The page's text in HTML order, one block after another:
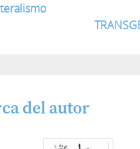
del autor